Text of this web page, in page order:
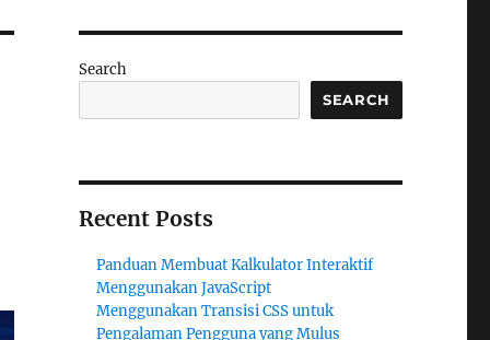
Search
SEARCH
Recent Posts
Panduan Membuat Kalkulator Interaktif
Menggunakan JavaScript
Menggunakan Transisi CSS untuk
Pengalaman Pengguna yang Mulus